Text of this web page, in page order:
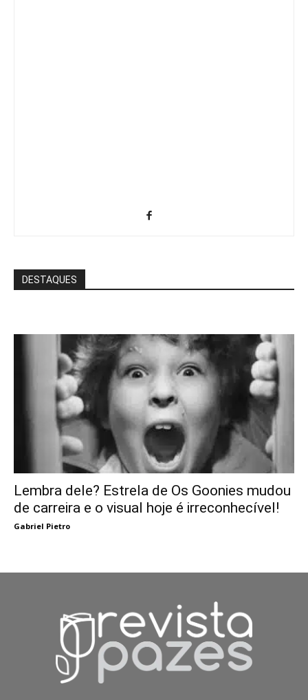
DESTAQUES
Lembra dele? Estrela de Os Goonies mudou
de carreira e o visual hoje é irreconhecível!
Gabriel Pietro